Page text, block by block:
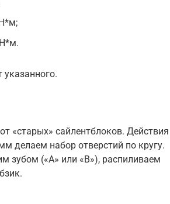
указанного.
«старых» сайлентблоков. Действия
делаем набор отверстий по кругу.
зубом («A» или «B»), распиливаем